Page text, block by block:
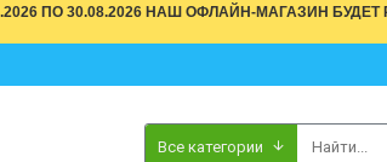
ПО 30.08.2026 НАШ ОФЛАЙН-МАГАЗИН
Все категории